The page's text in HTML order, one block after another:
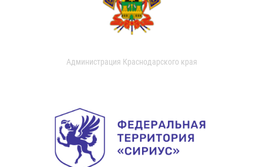
Администрация Краснодарского края